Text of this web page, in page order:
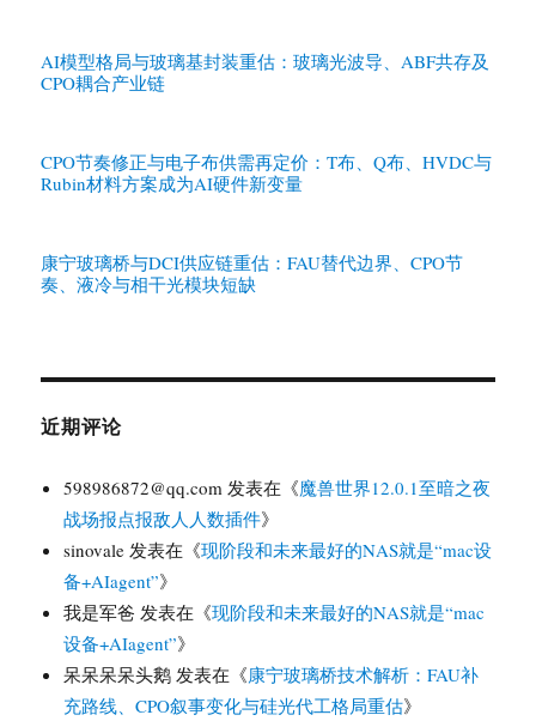
AI模型格局与玻璃基封装重估：玻璃光波导、ABF共存及
CPO耦合产业链
CPO节奏修正与电子布供需再定价：T布、Q布、HVDC与
Rubin材料方案成为AI硬件新变量
康宁玻璃桥与DCI供应链重估：FAU替代边界、CPO节
奏、液冷与相干光模块短缺
近期评论
598986872@qq.com 发表在《魔兽世界12.0.1至暗之夜
战场报点报敌人人数插件》
sinovale 发表在《现阶段和未来最好的NAS就是“mac设
备+AIagent”》
我是军爸 发表在《现阶段和未来最好的NAS就是“mac
设备+AIagent”》
呆呆呆呆头鹅 发表在《康宁玻璃桥技术解析：FAU补
充路线、CPO叙事变化与硅光代工格局重估》